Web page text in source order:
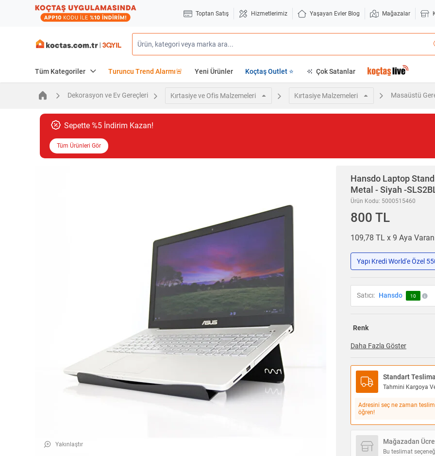
Toptan Satış Hizmetlerimiz Yaşayan Evler Blog Mağazalar
Tüm Kategoriler Turuncu Trend Alarmı🚨 Yeni Ürünler Koçtaş Outlet ⭐ Çok Satanlar
Dekorasyon ve Ev Gereçleri Kırtasiye ve Ofis Malzemeleri Kırtasiye Malzemeleri Masaüstü
Sepette %5 İndirim Kazan!
Tüm Ürünleri Gör
Yakınlaştır
Hansdo Laptop
Metal - Siyah -
Ürün Kodu: 5000515460
800 TL
109,78 TL x 9 Aya Varan
Yapı Kredi World'e Özel
Satıcı: Hansdo 10
Renk
Daha Fazla Göster
Standart
Tahmini Kargoya
Adresini seç ne zaman
öğren!
Mağazadan
Bu teslimat